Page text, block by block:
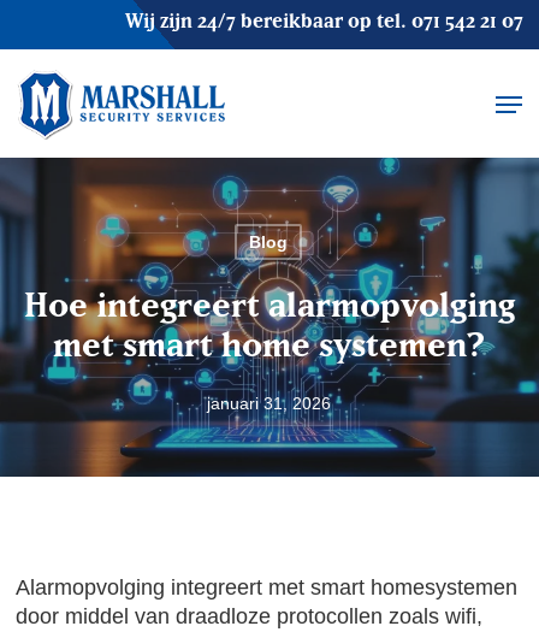
main
content
Wij zijn 24/7 bereikbaar op tel. 071 542 21 07
Blog
Hoe integreert alarmopvolging
met smart home systemen?
januari 31, 2026
Alarmopvolging integreert met smart homesystemen
door middel van draadloze protocollen zoals wifi,